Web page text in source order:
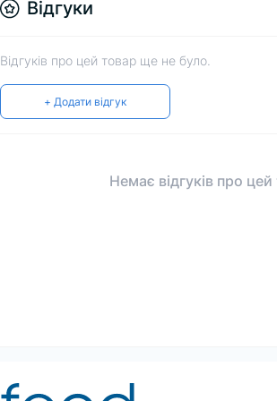
Відгуки
Відгуків про цей товар ще не було.
+ Додати відгук
Немає відгуків про